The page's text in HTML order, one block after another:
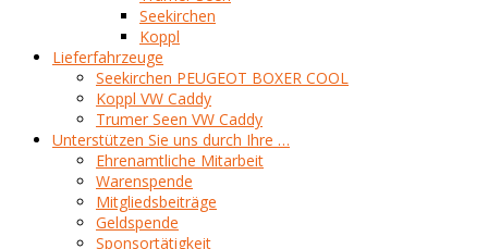
Seekirchen
Koppl
Lieferfahrzeuge
Seekirchen PEUGEOT BOXER COOL
Koppl VW Caddy
Trumer Seen VW Caddy
Unterstützen Sie uns durch Ihre …
Ehrenamtliche Mitarbeit
Warenspende
Mitgliedsbeiträge
Geldspende
Sponsortätigkeit